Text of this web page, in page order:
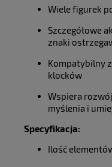
Wiele figurek
Szczegółowe
znaki
Kompatybilny
klocków
Wspiera
myślenia i
Specyfikacja:
Ilość